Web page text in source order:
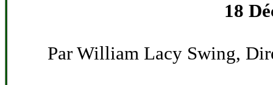
18
Par William Lacy Swing,